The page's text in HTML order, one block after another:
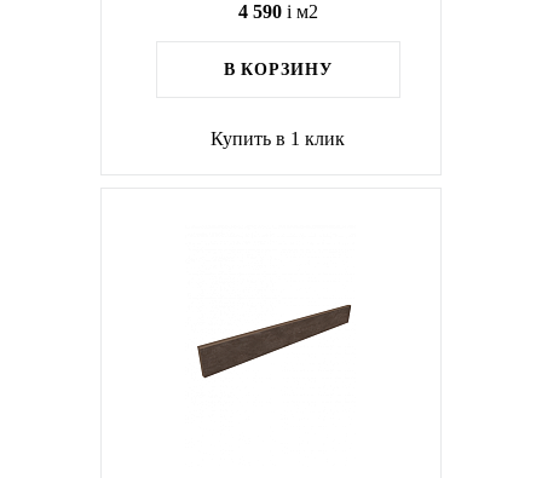
4 590 i м2
В КОРЗИНУ
Купить в 1 клик